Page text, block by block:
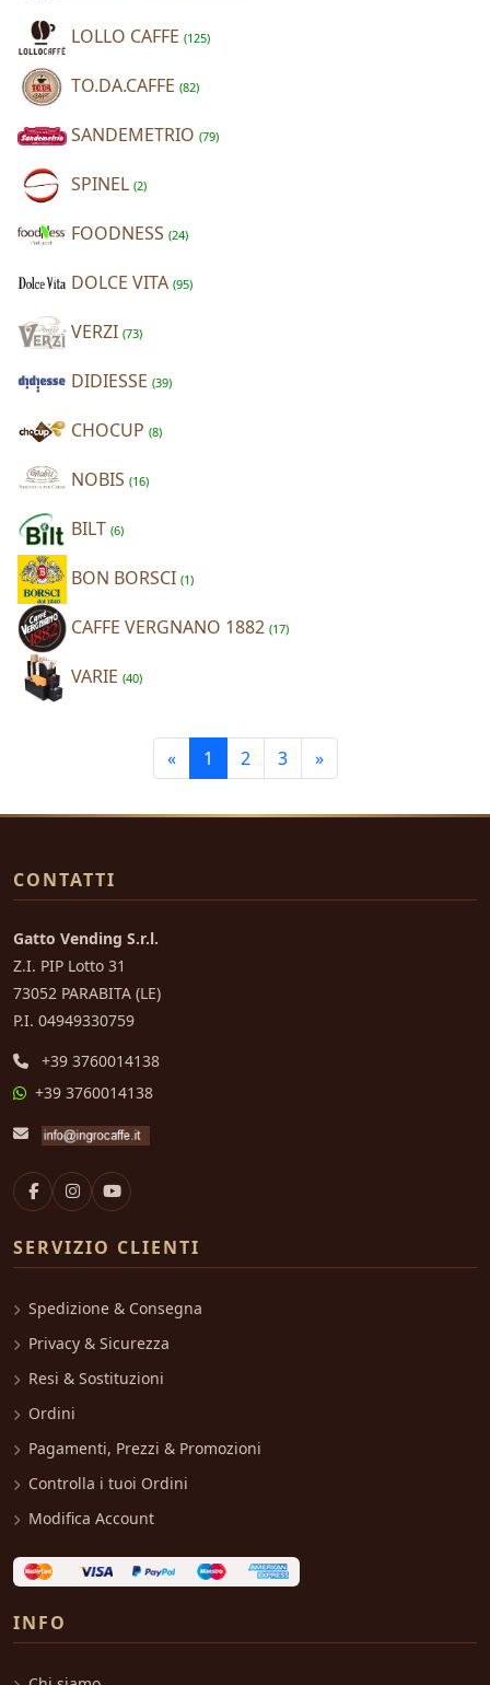
LOLLO CAFFE (125)
TO.DA.CAFFE (82)
SANDEMETRIO (79)
SPINEL (2)
FOODNESS (24)
DOLCE VITA (95)
VERZI (73)
DIDIESSE (39)
CHOCUP (8)
NOBIS (16)
BILT (6)
BON BORSCI (1)
CAFFE VERGNANO 1882 (17)
VARIE (40)
« 1 2 3 »
CONTATTI
Gatto Vending S.r.l.
Z.I. PIP Lotto 31
73052 PARABITA (LE)
P.I. 04949330759
+39 3760014138
+39 3760014138
SERVIZIO CLIENTI
Spedizione & Consegna
Privacy & Sicurezza
Resi & Sostituzioni
Ordini
Pagamenti, Prezzi & Promozioni
Controlla i tuoi Ordini
Modifica Account
INFO